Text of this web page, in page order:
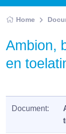
Home
Ambion,
en
Document: